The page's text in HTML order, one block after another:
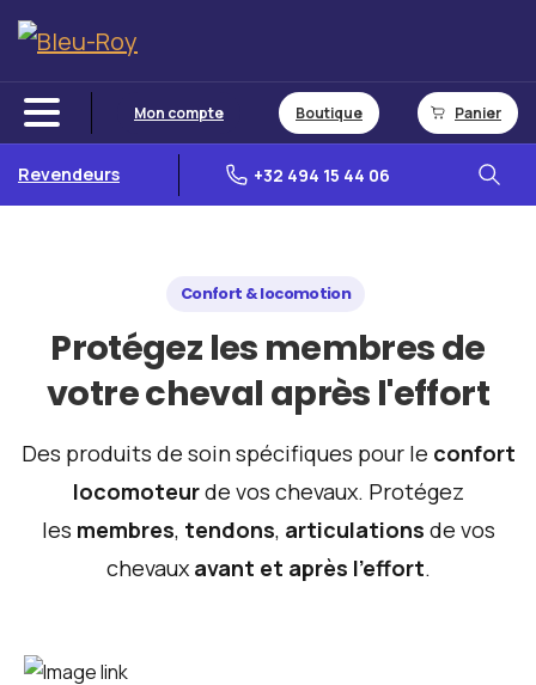
Mon compte Boutique Panier
Revendeurs +32 494 15 44 06
Confort & locomotion
Protégez les membresde
votrecheval après l'effort
Des produits de soin spécifiques pour le confort
locomoteurde vos chevaux. Protégez
les membres, tendons, articulations de vos
chevaux avant et après l’effort.